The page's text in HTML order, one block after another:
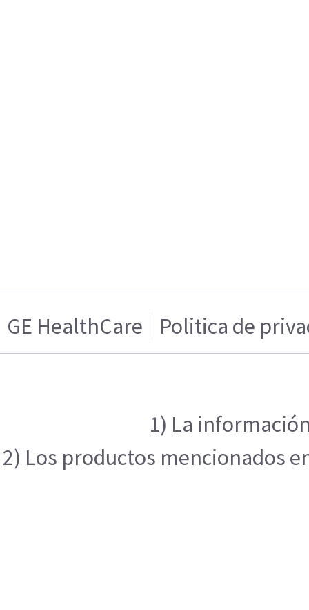
GE HealthCare Politica de
1) La
2) Los productos mencionados